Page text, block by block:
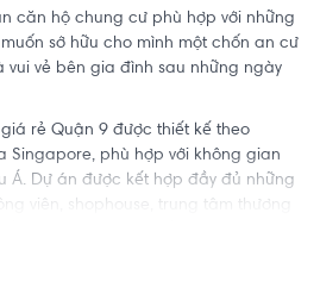
căn hộ chung cư phù hợp với những
sở hữu cho mình một chốn an cư
vui vẻ bên gia đình sau những ngày
rẻ Quận 9 được thiết kế theo
Singapore, phù hợp với không gian
Á. Dự án được kết hợp đầy đủ những